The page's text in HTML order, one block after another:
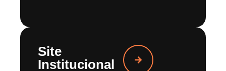
Site
Institucional